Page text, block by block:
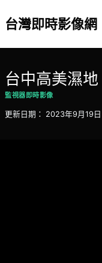
to台灣即時影像網
台中高美濕地
監視器即時影像
更新日期： 2023年9月19日